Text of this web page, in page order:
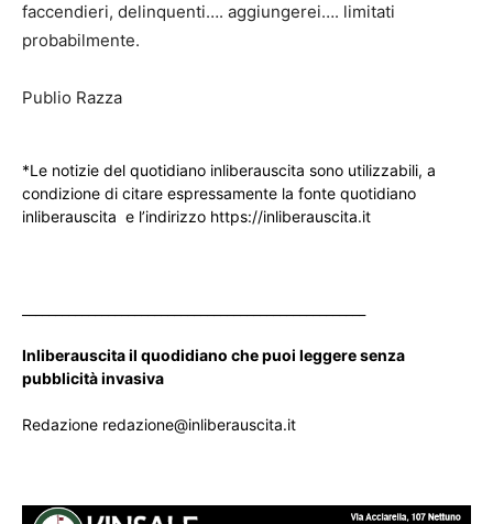
faccendieri, delinquenti…. aggiungerei…. limitati
probabilmente.
Publio Razza
*Le notizie del quotidiano inliberauscita sono utilizzabili, a
condizione di citare espressamente la fonte quotidiano
inliberauscita e l’indirizzo https://inliberauscita.it
Inliberauscita il quodidiano che puoi leggere senza
pubblicità invasiva
Redazione redazione@inliberauscita.it